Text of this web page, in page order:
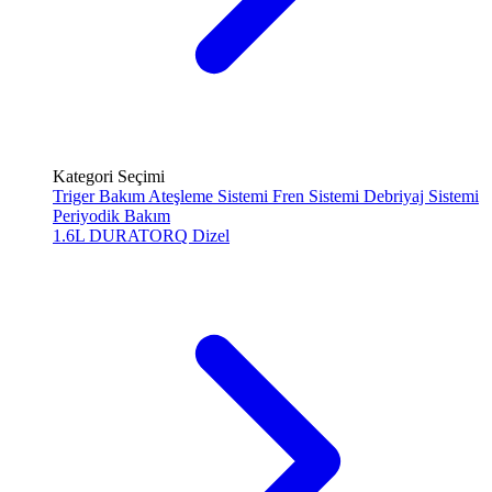
Kategori Seçimi
Triger Bakım Ateşleme Sistemi Fren Sistemi Debriyaj Sistemi
Periyodik Bakım
1.6L DURATORQ Dizel